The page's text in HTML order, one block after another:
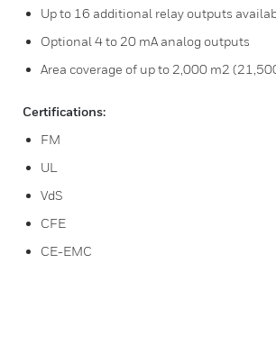
Up to 16 additional relay outputs
Optional 4 to 20 mA analog outputs
Area coverage of up to 2,000 m2
Certifications:
FM
UL
VdS
CFE
CE-EMC